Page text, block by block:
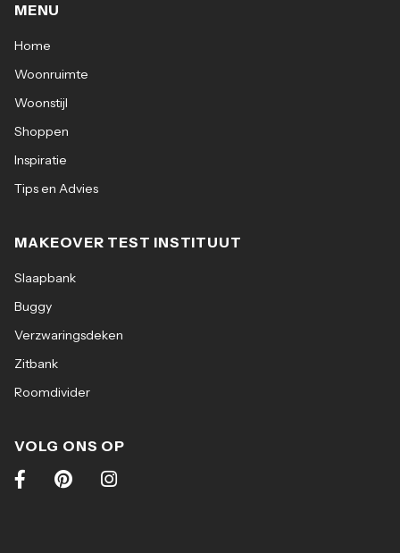
MENU
Home
Woonruimte
Woonstijl
Shoppen
Inspiratie
Tips en Advies
MAKEOVER TEST INSTITUUT
Slaapbank
Buggy
Verzwaringsdeken
Zitbank
Roomdivider
VOLG ONS OP